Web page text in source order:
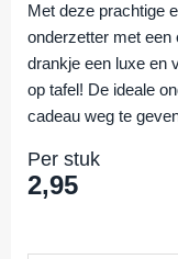
Met deze prachtige
onderzetter met een
drankje een luxe en
op tafel! De ideale
cadeau weg te
Per stuk
2,95